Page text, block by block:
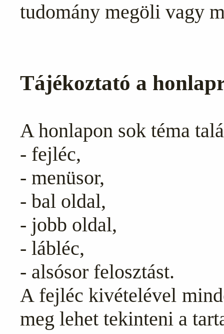
tudomány megöli vagy
Tájékoztató a
A honlapon sok téma
- fejléc,
- menüsor,
- bal oldal,
- jobb oldal,
- lábléc,
- alsósor felosztást.
A fejléc kivételével
meg lehet tekinteni a